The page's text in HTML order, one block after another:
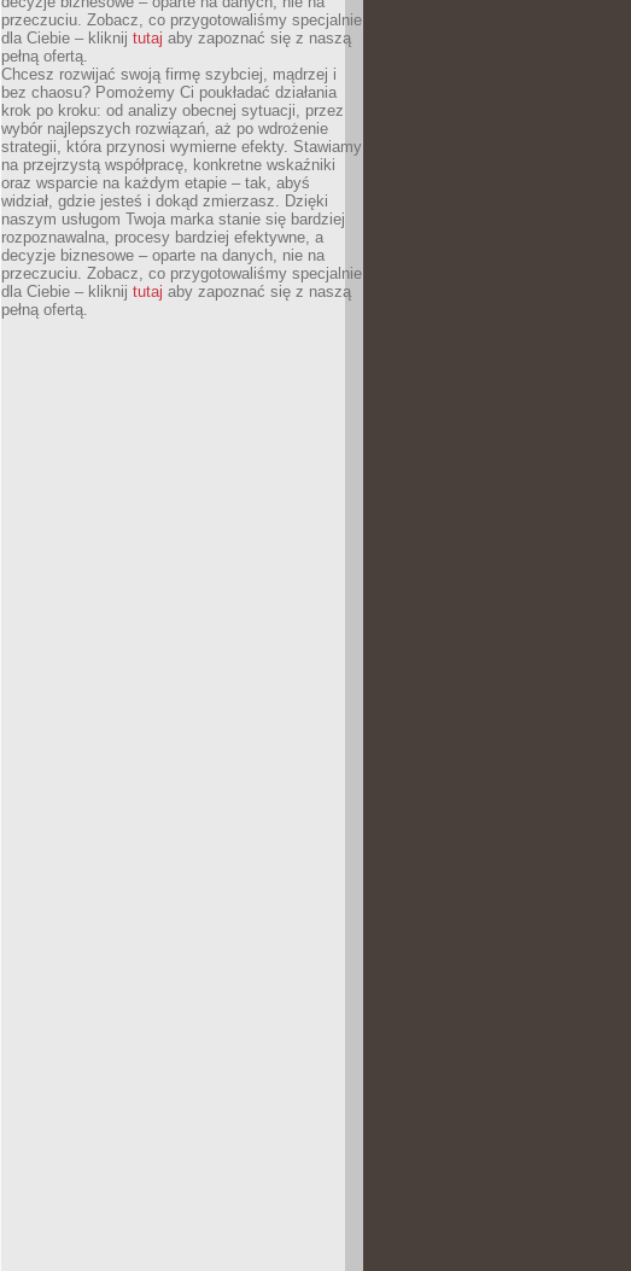
przeczuciu. Zobacz, co przygotowaliśmy specjalnie
dla Ciebie – kliknij tutaj aby zapoznać się z naszą
pełną ofertą.
Chcesz rozwijać swoją firmę szybciej, mądrzej i
bez chaosu? Pomożemy Ci poukładać działania
krok po kroku: od analizy obecnej sytuacji, przez
wybór najlepszych rozwiązań, aż po wdrożenie
strategii, która przynosi wymierne efekty. Stawiamy
na przejrzystą współpracę, konkretne wskaźniki
oraz wsparcie na każdym etapie – tak, abyś
widział, gdzie jesteś i dokąd zmierzasz. Dzięki
naszym usługom Twoja marka stanie się bardziej
rozpoznawalna, procesy bardziej efektywne, a
decyzje biznesowe – oparte na danych, nie na
przeczuciu. Zobacz, co przygotowaliśmy specjalnie
dla Ciebie – kliknij tutaj aby zapoznać się z naszą
pełną ofertą.